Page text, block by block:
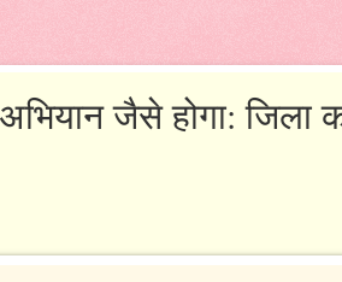
जैसे होगा: